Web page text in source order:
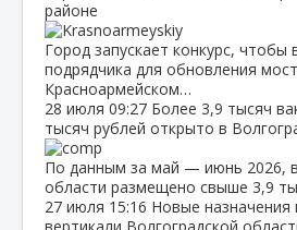
районе
Город запускает конкурс, чтобы
подрядчика для обновления
Красноармейском…
28 июля 09:27 Более 3,9 тысяч
тысяч рублей открыто в
По данным за май — июнь 2026,
области размещено свыше 3,9
27 июля 15:16 Новые назначения